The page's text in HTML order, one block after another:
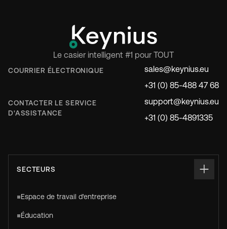
Le casier intelligent #1 pour TOUT
COURRIER ÉLECTRONIQUE
sales@keynius.eu
+31 (0) 85-488 47 68
CONTACTER LE SERVICE
D'ASSISTANCE
support@keynius.eu
+31 (0) 85-4891335
SECTEURS
Espace de travail d'entreprise
Éducation